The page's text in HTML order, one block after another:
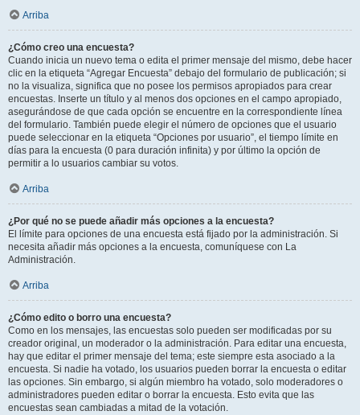
Arriba
¿Cómo creo una encuesta?
Cuando inicia un nuevo tema o edita el primer mensaje del mismo, debe hacer
clic en la etiqueta “Agregar Encuesta” debajo del formulario de publicación; si
no la visualiza, significa que no posee los permisos apropiados para crear
encuestas. Inserte un título y al menos dos opciones en el campo apropiado,
asegurándose de que cada opción se encuentre en la correspondiente línea
del formulario. También puede elegir el número de opciones que el usuario
puede seleccionar en la etiqueta “Opciones por usuario”, el tiempo límite en
días para la encuesta (0 para duración infinita) y por último la opción de
permitir a lo usuarios cambiar su votos.
Arriba
¿Por qué no se puede añadir más opciones a la encuesta?
El límite para opciones de una encuesta está fijado por la administración. Si
necesita añadir más opciones a la encuesta, comuníquese con La
Administración.
Arriba
¿Cómo edito o borro una encuesta?
Como en los mensajes, las encuestas solo pueden ser modificadas por su
creador original, un moderador o la administración. Para editar una encuesta,
hay que editar el primer mensaje del tema; este siempre esta asociado a la
encuesta. Si nadie ha votado, los usuarios pueden borrar la encuesta o editar
las opciones. Sin embargo, si algún miembro ha votado, solo moderadores o
administradores pueden editar o borrar la encuesta. Esto evita que las
encuestas sean cambiadas a mitad de la votación.